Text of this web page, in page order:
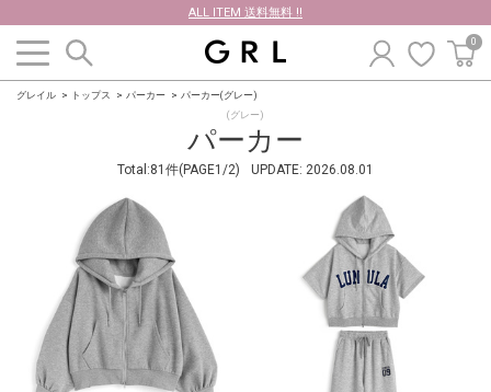
ALL ITEM 送料無料 !!
0
グレイル トップス パーカー パーカー(グレー)
パーカー
(グレー)
Total:81件(PAGE1/2) UPDATE: 2026.08.01